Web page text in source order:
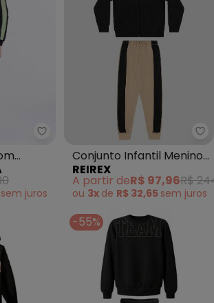
Vida Costeira - Conjunto
sem juros
Conjunto Infantil Menino
Jaqueta Estampa Game
e Calça (Preto)
REIREX
A partir deR$ 97,96R$
ou 3x de R$ 32,65 sem juros
-55%